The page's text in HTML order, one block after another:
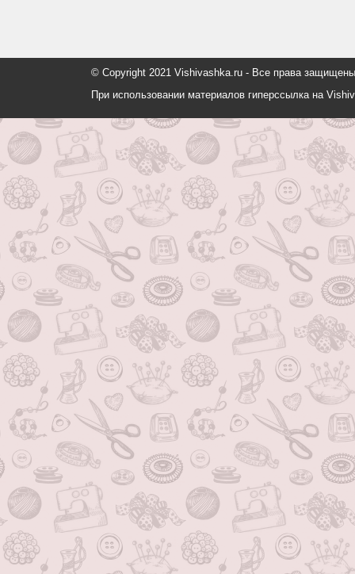
© Copyright 2021 Vishivashka.ru - Все права
При использовании материалов гиперссылка на